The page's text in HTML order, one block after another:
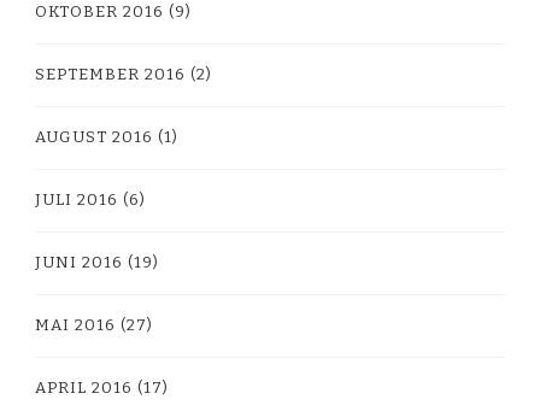
OKTOBER 2016 (9)
SEPTEMBER 2016 (2)
AUGUST 2016 (1)
JULI 2016 (6)
JUNI 2016 (19)
MAI 2016 (27)
APRIL 2016 (17)